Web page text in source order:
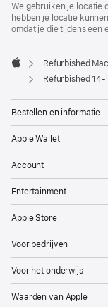
We gebruiken je locatie
hebben je locatie
omdat je die tijdens een
Apple
Refurbished Mac
Refurbished 14-inch
Bestellen en informatie
Apple Wallet
Account
Entertainment
Apple Store
Voor bedrijven
Voor het onderwijs
Waarden van Apple